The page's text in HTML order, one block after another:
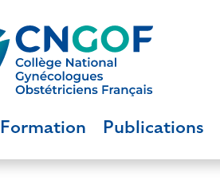
Formation Publications